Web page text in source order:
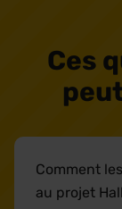
Ces
Comment
au projet